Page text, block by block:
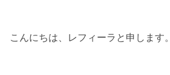
こんにちは、レフィーラと申します。